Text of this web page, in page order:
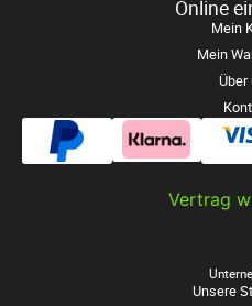
Online
Mein
Mein
Über
Vertrag
Unsere